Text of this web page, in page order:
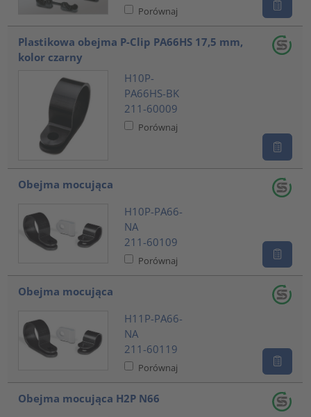
Porównaj
Plastikowa obejma P-Clip PA66HS 17,5 mm,
kolor czarny
H10P-
PA66HS-BK
211-60009
Porównaj
Obejma mocująca
H10P-PA66-
NA
211-60109
Porównaj
Obejma mocująca
H11P-PA66-
NA
211-60119
Porównaj
Obejma mocująca H2P N66